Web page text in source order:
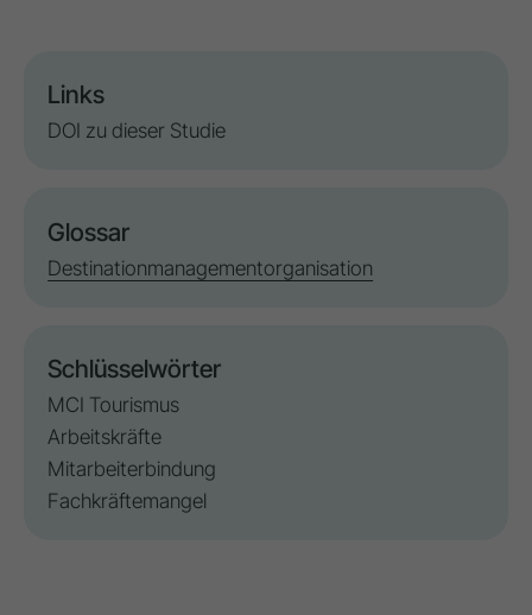
Links
DOI zu dieser Studie
Glossar
Destinationmanagementorganisation
Schlüsselwörter
MCI Tourismus
Arbeitskräfte
Mitarbeiterbindung
Fachkräftemangel